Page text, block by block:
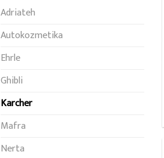
Adriateh
Autokozmetika
Ehrle
Ghibli
Karcher
Mafra
Nerta